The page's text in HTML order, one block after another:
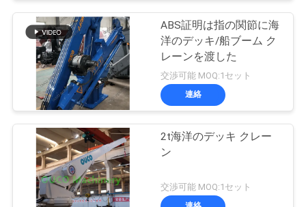
ABS証明は指の関節に海
洋のデッキ/船ブーム ク
レーンを渡した
交渉可能 MOQ:1セット
連絡
2t海洋のデッキ クレー
ン
交渉可能 MOQ:1セット